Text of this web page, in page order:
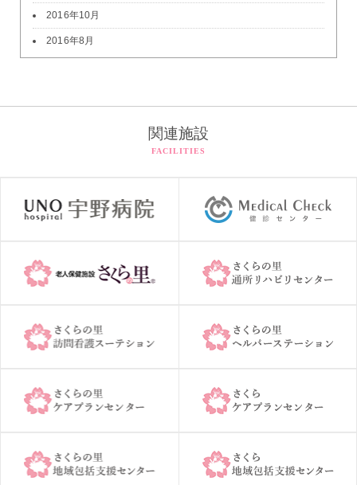
2016年10月
2016年8月
関連施設
FACILITIES